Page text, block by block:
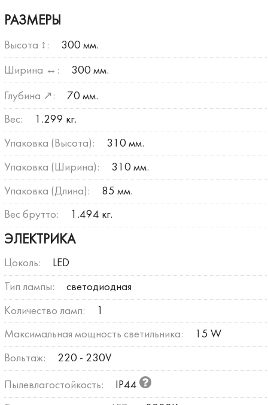
РАЗМЕРЫ
Высота ↕: 300 мм.
Ширина ↔: 300 мм.
Глубина ↗: 70 мм.
Вес: 1.299 кг.
Упаковка (Высота): 310 мм.
Упаковка (Ширина): 310 мм.
Упаковка (Длина): 85 мм.
Вес брутто: 1.494 кг.
ЭЛЕКТРИКА
Цоколь: LED
Тип лампы: светодиодная
Количество ламп: 1
Максимальная мощность светильника: 15 W
Вольтаж: 220 - 230V
Пылевлагостойкость: IP44